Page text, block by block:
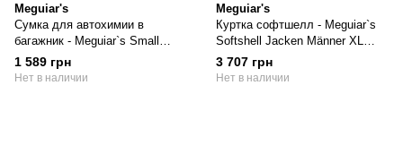
Meguiar's
Сумка для автохимии в
багажник - Meguiar`s Small
Trunk Organiser 24x30x30 см.
(ST015)
1 589 грн
Нет в наличии
Meguiar's
Куртка софтшелл - Meguiar`s
Softshell Jacken Männer XL
черный
(SOFTSHELLGER_MEN_XL)
3 707 грн
Нет в наличии